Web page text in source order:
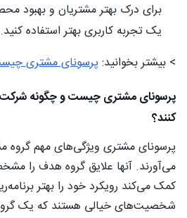
برای درک بهتر مشتریان و بهبود
یک تجربه کاربری بهتر استفاده کنید.
> بیشتر بخوانید: پرسونای مشتری
پرسونای مشتری چیست و چگونه
کنند؟
پرسونای مشتری ویژگی‌های مهم گروه
می‌آورند. آنها علایق گروه هدف را
کمک می‌کند رویکرد خود را بهتر
شخصیت‌های خیالی هستند که یک